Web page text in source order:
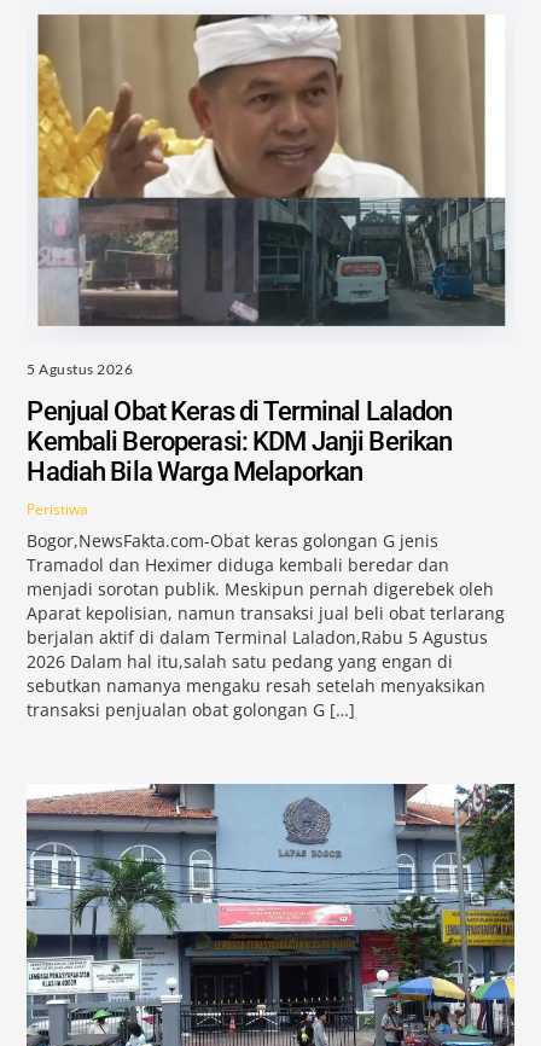
5 Agustus 2026
Penjual Obat Keras di Terminal Laladon
Kembali Beroperasi: KDM Janji Berikan
Hadiah Bila Warga Melaporkan
Peristiwa
Bogor,NewsFakta.com-Obat keras golongan G jenis
Tramadol dan Heximer diduga kembali beredar dan
menjadi sorotan publik. Meskipun pernah digerebek oleh
Aparat kepolisian, namun transaksi jual beli obat terlarang
berjalan aktif di dalam Terminal Laladon,Rabu 5 Agustus
2026 Dalam hal itu,salah satu pedang yang engan di
sebutkan namanya mengaku resah setelah menyaksikan
transaksi penjualan obat golongan G […]